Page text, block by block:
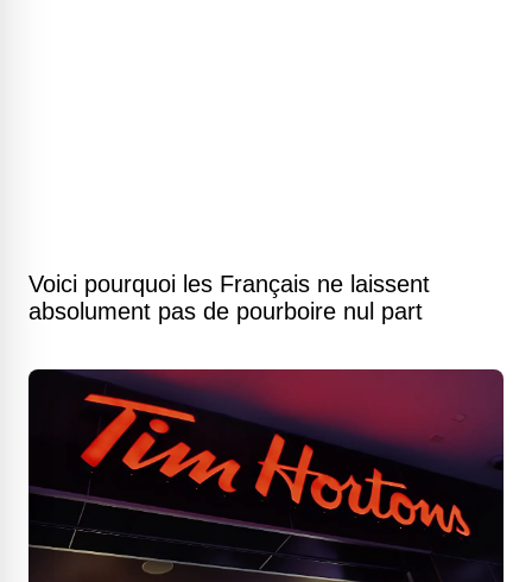
Voici pourquoi les Français ne laissent
absolument pas de pourboire nul part